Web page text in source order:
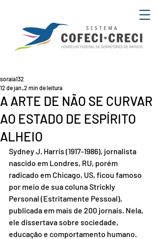
A ARTE DE NÃO SE CURVAR
AO ESTADO DE ESPÍRITO
ALHEIO
soraia132
12 de jan.2 min de leitura
Sydney J. Harris (1917-1986), jornalista
nascido em Londres, RU, porém
radicado em Chicago, US, ficou famoso
por meio de sua coluna Strickly
Personal (Estritamente Pessoal),
publicada em mais de 200 jornais. Nela,
ele dissertava sobre sociedade,
educação e comportamento humano.